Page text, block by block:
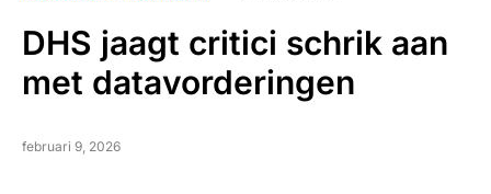
DHS jaagt critici schrik aan
met datavorderingen
februari 9, 2026